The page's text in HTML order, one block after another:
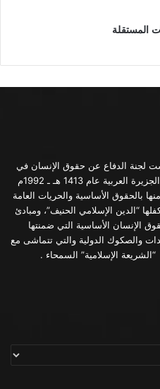
المستقلة
لجنة الدفاع عن حقوق الإنسان في
شبه الجزيرة العربية عام 1413 هـ ـ 1992م
منها بالحقوق الأساسية والحريات العامة
“الدين الإسلامي الحنيف”، ومبادئ
الإنسان الأساسية التي ضمنتها
والصكوك الدولية والتي تتماشى مع
“الشريعة الإسلامية” السمحاء .